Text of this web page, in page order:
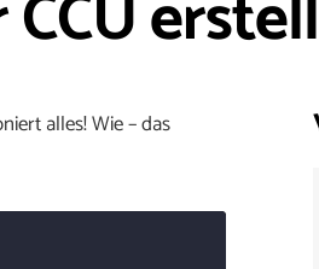
alles! Wie – das